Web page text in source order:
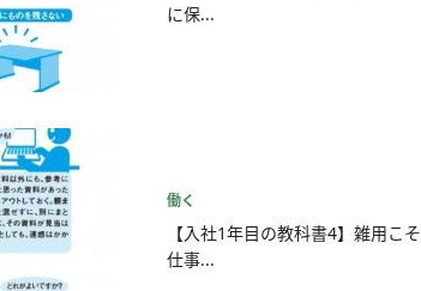
に保...
働く
【入社1年目の教科書4】雑用
仕事...